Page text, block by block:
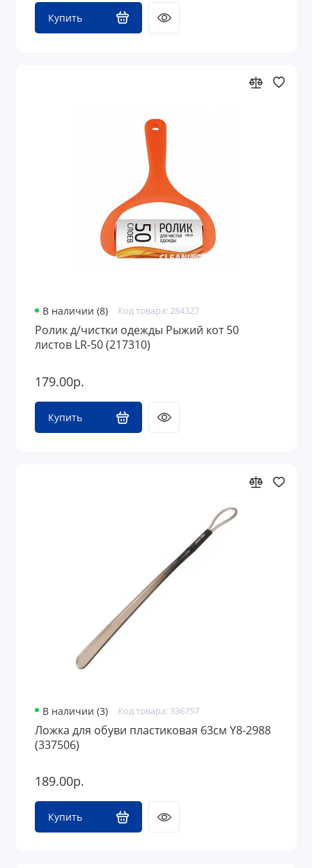
Купить
В наличии (8) Код товара: 284327
Ролик д/чистки одежды Рыжий кот 50
листов LR-50 (217310)
179.00р.
Купить
В наличии (3) Код товара: 336757
Ложка для обуви пластиковая 63см Y8-2988
(337506)
189.00р.
Купить